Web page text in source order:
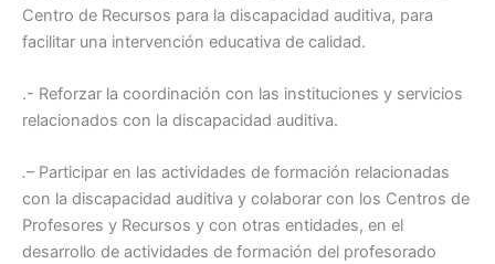
Centro de Recursos para la discapacidad auditiva, para
facilitar una intervención educativa de calidad.
.- Reforzar la coordinación con las instituciones y servicios
relacionados con la discapacidad auditiva.
.– Participar en las actividades de formación relacionadas
con la discapacidad auditiva y colaborar con los Centros de
Profesores y Recursos y con otras entidades, en el
desarrollo de actividades de formación del profesorado